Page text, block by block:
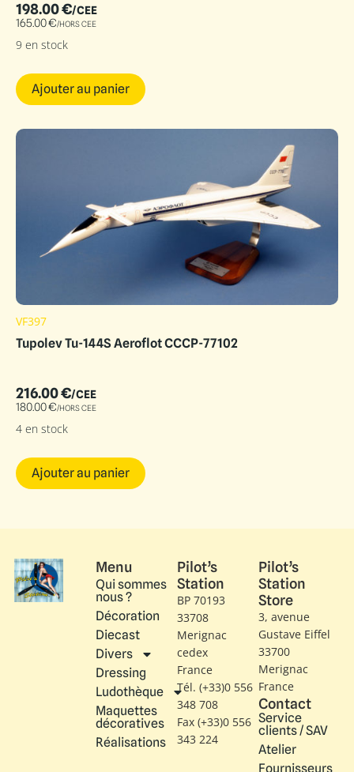
198.00€/CEE
165.00€/HORS CEE
9 en stock
Ajouter au panier
VF397
Tupolev Tu-144S Aeroflot CCCP-77102
216.00€/CEE
180.00€/HORS CEE
4 en stock
Ajouter au panier
Menu
Qui sommes
nous ?
Décoration
Diecast
Divers
Dressing
Ludothèque
Maquettes
décoratives
Réalisations
Pilot’s
Station
BP 70193
33708
Merignac
cedex
France
Tél. (+33)0 556
348 708
Fax (+33)0 556
343 224
Pilot’s
Station
Store
3, avenue
Gustave Eiffel​
33700
Merignac
France
Contact
Service
clients / SAV
Atelier
Fournisseurs